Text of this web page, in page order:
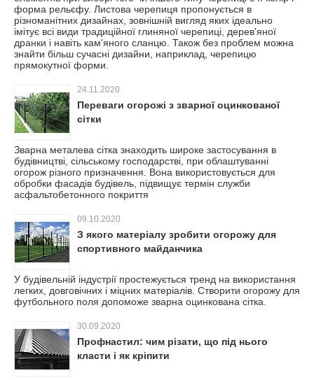
форма рельєфу. Листова черепиця пропонується в
різноманітних дизайнах, зовнішній вигляд яких ідеально
імітує всі види традиційної глиняної черепиці, дерев'яної
дранки і навіть кам'яного сланцю. Також без проблем можна
знайти більш сучасні дизайни, наприклад, черепицю
прямокутної форми.
24.11.2020
Переваги огорожі з зварної оцинкованої
сітки
Зварна металева сітка знаходить широке застосування в
будівництві, сільському господарстві, при облаштуванні
огорож різного призначення. Вона використовується для
обробки фасадів будівель, підвищує термін служби
асфальтобетонного покриття
09.10.2020
З якого матеріалу зробити огорожу для
спортивного майданчика
У будівельній індустрії простежується тренд на використання
легких, довговічних і міцних матеріалів. Створити огорожу для
футбольного поля допоможе зварна оцинкована сітка.
30.09.2020
Профнастил: чим різати, що під нього
класти і як кріпити